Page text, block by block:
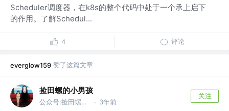
Scheduler调度器，在k8s的整个代码中处于一个承上启下
的作用。了解Schedul...
4 评论
everglow159 赞了这篇文章
捡田螺的小男孩
公众号:捡田螺的小男孩 · 3年前
关注